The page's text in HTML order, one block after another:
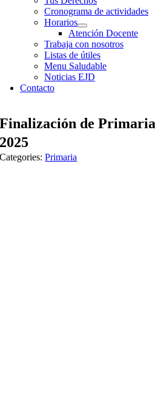
Cronograma de actividades
Horarios
Atención Docente
Trabaja con nosotros
Listas de útiles
Menu Saludable
Noticias EJD
Contacto
Finalización de
2025
Categories:Primaria